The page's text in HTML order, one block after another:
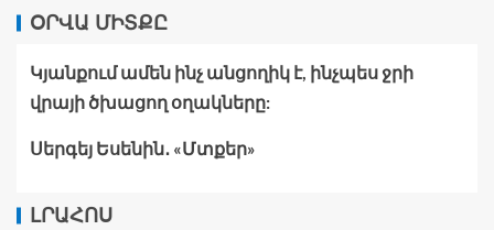
ՕՐՎԱ ՄԻՏՔԸ
Կյանքում ամեն ինչ անցողիկ է, ինչպես ջրի
վրայի ծխացող օղակները:
Սերգեյ Եսենին․ «Մտքեր»
ԼՐԱՀՈՍ